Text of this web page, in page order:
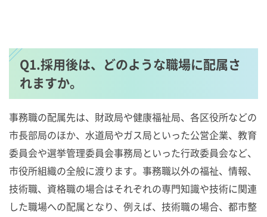
Q1.採用後は、どのような職場に配属さ
れますか。
事務職の配属先は、財政局や健康福祉局、各区役所などの
市長部局のほか、水道局やガス局といった公営企業、教育
委員会や選挙管理委員会事務局といった行政委員会など、
市役所組織の全般に渡ります。事務職以外の福祉、情報、
技術職、資格職の場合はそれぞれの専門知識や技術に関連
した職場への配属となり、例えば、技術職の場合、都市整